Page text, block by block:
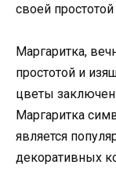
своей
Маргаритка,
простотой и
цветы
Маргаритка
является
декоративных